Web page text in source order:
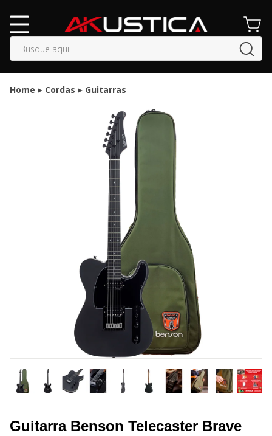
buscar
Home Cordas Guitarras
Guitarra Benson Telecaster Brave